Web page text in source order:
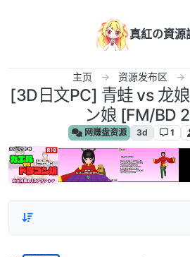
真紅の資源
主页 资源发布区
[3D日文PC] 青蛙 vs 龙
ン娘 [FM/BD
网赚盘资源 3d 1